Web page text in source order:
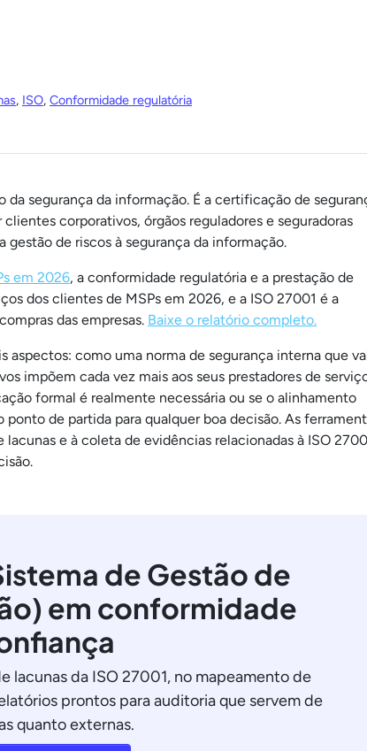
, ISO, Conformidade regulatória
segurança da informação. É a certificação de
corporativos, órgãos reguladores e seguradoras
de riscos à segurança da informação.
em 2026, a conformidade regulatória e a prestação de
dos clientes de MSPs em 2026, e a ISO 27001 é a
das empresas. Baixe o relatório completo.
aspectos: como uma norma de segurança interna que
impõem cada vez mais aos seus prestadores de
formal é realmente necessária ou se o alinhamento
de partida para qualquer boa decisão. As
e à coleta de evidências relacionadas à ISO
de Gestão de
em conformidade
lacunas da ISO 27001, no mapeamento de
prontos para auditoria que servem de
quanto externas.